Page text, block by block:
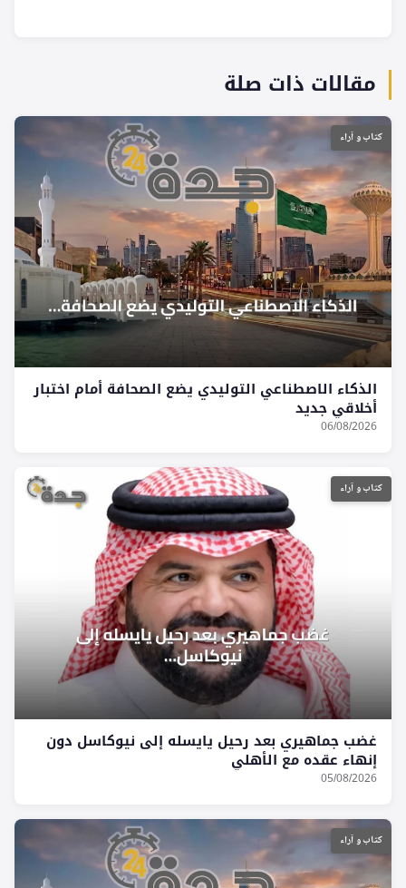
مقالات ذات صلة
كتاب و آراء
الذكاء الاصطناعي التوليدي يضع الصحافة أمام اختبار
أخلاقي جديد
06/08/2026
كتاب و آراء
غضب جماهيري بعد رحيل يايسله إلى نيوكاسل دون
إنهاء عقده مع الأهلي
05/08/2026
كتاب و آراء